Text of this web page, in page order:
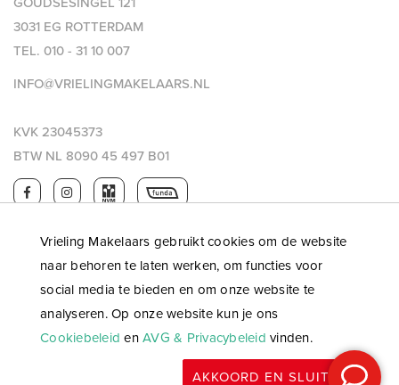
Vrieling Makelaars gebruikt cookies om de website
naar behoren te laten werken, om functies voor
social media te bieden en om onze website te
analyseren. Op onze website kun je ons
Cookiebeleid en AVG & Privacybeleid vinden.
AKKOORD EN SLUITEN
3031 EG ROTTERDAM
TEL. 010 - 31 10 007
INFO@VRIELINGMAKELAARS.NL
KVK 23045373
BTW NL 8090 45 497 B01
Algemene